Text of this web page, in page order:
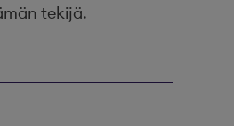
tekijä.